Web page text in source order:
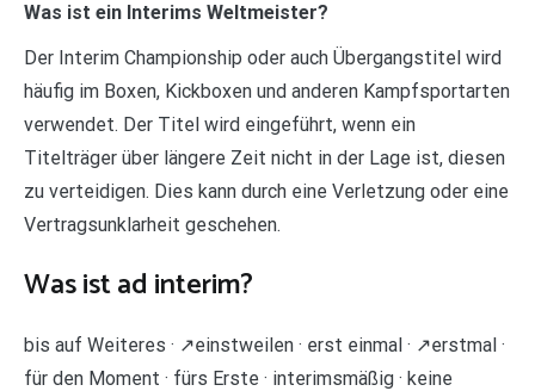
Was ist ein Interims Weltmeister?
Der Interim Championship oder auch Übergangstitel wird
häufig im Boxen, Kickboxen und anderen Kampfsportarten
verwendet. Der Titel wird eingeführt, wenn ein
Titelträger über längere Zeit nicht in der Lage ist, diesen
zu verteidigen. Dies kann durch eine Verletzung oder eine
Vertragsunklarheit geschehen.
Was ist ad interim?
bis auf Weiteres · ↗einstweilen · erst einmal · ↗erstmal ·
für den Moment · fürs Erste · interimsmäßig · keine